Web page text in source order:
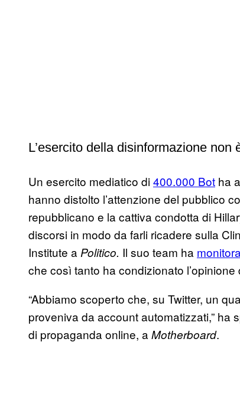
L’esercito della disinformazione non
Un esercito mediatico di400.000 Bot ha
hanno distolto l’attenzione del pubblico
repubblicano e la cattiva condotta di
discorsi in modo da farli ricadere sulla
Institute a Politico. Il suo team ha
che così tanto ha condizionato l’opinione
“Abbiamo scoperto che, su Twitter, un
proveniva da account automatizzati,” ha
di propaganda online, a Motherboard.